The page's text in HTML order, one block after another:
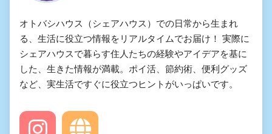
オトバシハウス（シェアハウス）での日常から生まれ
る、生活に役立つ情報をリアルタイムでお届け！ 実際に
シェアハウスで暮らす住人たちの経験やアイデアを基に
した、生きた情報が満載。ポイ活、節約術、便利グッズ
など、実生活ですぐに役立つヒントがいっぱいです。